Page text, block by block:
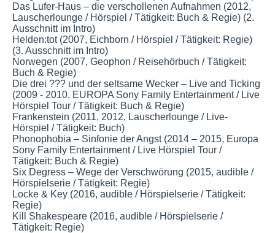
Das Lufer-Haus – die verschollenen Aufnahmen (2012,
Lauscherlounge / Hörspiel / Tätigkeit: Buch & Regie) (2.
Ausschnitt im Intro)
Helden:tot (2007, Eichborn / Hörspiel / Tätigkeit: Regie)
(3. Ausschnitt im Intro)
Norwegen (2007, Geophon / Reisehörbuch / Tätigkeit:
Buch & Regie)
Die drei ??? und der seltsame Wecker – Live and Ticking
(2009 - 2010, EUROPA Sony Family Entertainment / Live
Hörspiel Tour / Tätigkeit: Buch & Regie)
Frankenstein (2011, 2012, Lauscherlounge / Live-
Hörspiel / Tätigkeit: Buch)
Phonophobia – Sinfonie der Angst (2014 – 2015, Europa
Sony Family Entertainment / Live Hörspiel Tour /
Tätigkeit: Buch & Regie)
Six Degress – Wege der Verschwörung (2015, audible /
Hörspielserie / Tätigkeit: Regie)
Locke & Key (2016, audible / Hörspielserie / Tätigkeit:
Regie)
Kill Shakespeare (2016, audible / Hörspielserie /
Tätigkeit: Regie)